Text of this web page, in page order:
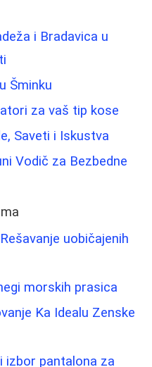
i Bradavica u
Šminku
za vaš tip kose
Saveti i Iskustva
Vodič za Bezbedne
uobičajenih
morskih prasica
Ka Idealu Zenske
izbor pantalona za